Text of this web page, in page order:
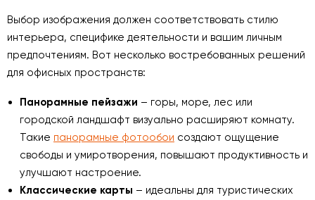
Выбор изображения должен соответствовать стилю
интерьера, специфике деятельности и вашим личным
предпочтениям. Вот несколько востребованных решений
для офисных пространств:
Панорамные пейзажи – горы, море, лес или
городской ландшафт визуально расширяют комнату.
Такие панорамные фотообои создают ощущение
свободы и умиротворения, повышают продуктивность и
улучшают настроение.
Классические карты – идеальны для туристических